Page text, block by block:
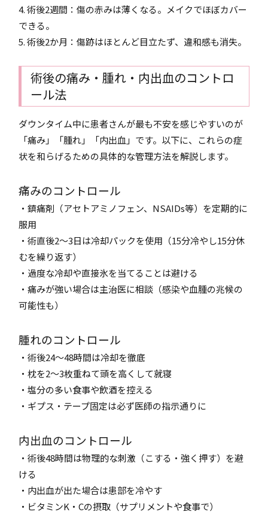
4. 術後2週間：傷の赤みは薄くなる。メイクでほぼカバー
できる。
5. 術後2か月：傷跡はほとんど目立たず、違和感も消失。
術後の痛み・腫れ・内出血のコントロ
ール法
ダウンタイム中に患者さんが最も不安を感じやすいのが
「痛み」「腫れ」「内出血」です。以下に、これらの症
状を和らげるための具体的な管理方法を解説します。
痛みのコントロール
・鎮痛剤（アセトアミノフェン、NSAIDs等）を定期的に
服用
・術直後2～3日は冷却パックを使用（15分冷やし15分休
むを繰り返す）
・過度な冷却や直接氷を当てることは避ける
・痛みが強い場合は主治医に相談（感染や血腫の兆候の
可能性も）
腫れのコントロール
・術後24～48時間は冷却を徹底
・枕を2～3枚重ねて頭を高くして就寝
・塩分の多い食事や飲酒を控える
・ギプス・テープ固定は必ず医師の指示通りに
内出血のコントロール
・術後48時間は物理的な刺激（こする・強く押す）を避
ける
・内出血が出た場合は患部を冷やす
・ビタミンK・Cの摂取（サプリメントや食事で）